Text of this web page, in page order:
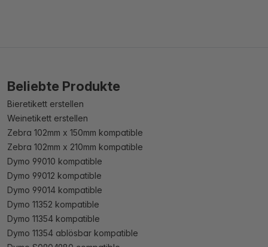
Beliebte Produkte
Bieretikett erstellen
Weinetikett erstellen
Zebra 102mm x 150mm kompatible
Zebra 102mm x 210mm kompatible
Dymo 99010 kompatible
Dymo 99012 kompatible
Dymo 99014 kompatible
Dymo 11352 kompatible
Dymo 11354 kompatible
Dymo 11354 ablösbar kompatible